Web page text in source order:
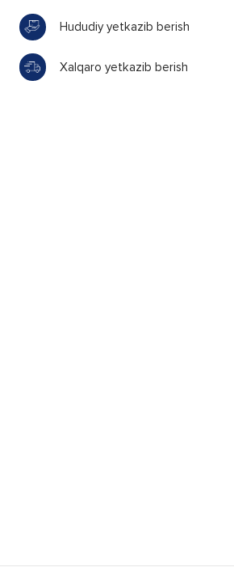
Hududiy yetkazib berish
Xalqaro yetkazib berish